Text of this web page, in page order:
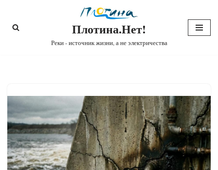
Перейти
Плотина.Нет!
Реки - источник жизни, а не электричества